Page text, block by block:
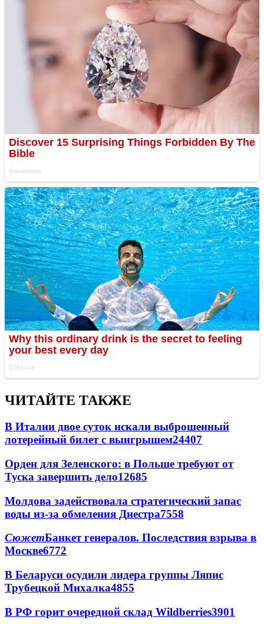
ЧИТАЙТЕ ТАКЖЕ
В Италии двое суток искали выброшенный
лотерейный билет с выигрышем24407
Орден для Зеленского: в Польше требуют от
Туска завершить дело12685
Молдова задействовала стратегический запас
воды из-за обмеления Днестра7558
СюжетБанкет генералов. Последствия взрыва в
Москве6772
В Беларуси осудили лидера группы Ляпис
Трубецкой Михалка4855
В РФ горит очередной склад Wildberries3901